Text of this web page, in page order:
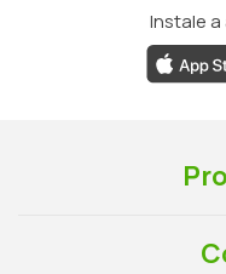
Instale